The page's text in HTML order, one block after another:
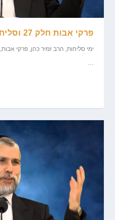
פרקי אבות חלק 27 וסליחות הרב זמיר כהן
ימי סליחות, הרב זמיר כהן,פרקי אבות,
...